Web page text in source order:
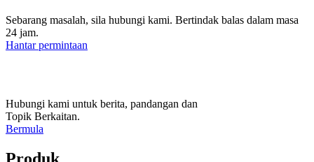
Sebarang masalah, sila hubungi kami. Bertindak balas dalam masa
24 jam.
Hantar permintaan
Hubungi kami untuk berita, pandangan dan
Topik Berkaitan.
Bermula
Produk